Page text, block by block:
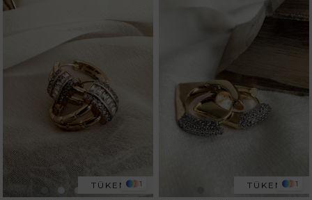
TÜKENDI1 TÜKENDI1